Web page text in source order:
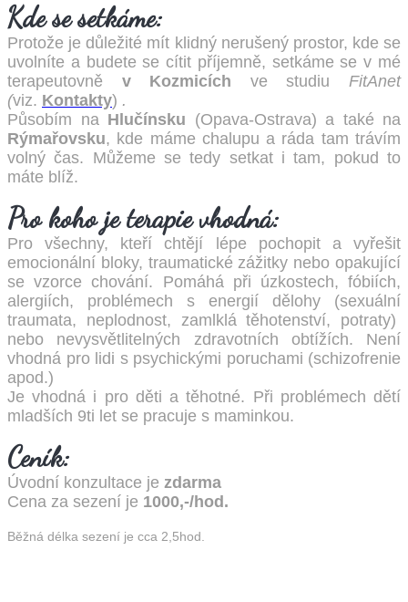
Kde se setkáme:
Protože je důležité mít klidný nerušený prostor, kde se
uvolníte a budete se cítit příjemně, setkáme se v mé
terapeutovně v Kozmicích ve studiuFitAnet
(viz. Kontakty) .
Působím na Hlučínsku (Opava-Ostrava) a také na
Rýmařovsku, kde máme chalupu a ráda tam trávím
volný čas. Můžeme se tedy setkat i tam, pokud to
máte blíž.
Pro koho je terapie vhodná:
Pro všechny, kteří chtějí lépe pochopit a vyřešit
emocionální bloky, traumatické zážitky nebo opakující
se vzorce chování. Pomáhá při úzkostech, fóbiích,
alergiích, problémech s energií dělohy (sexuální
traumata, neplodnost, zamlklá těhotenství, potraty)
nebo nevysvětlitelných zdravotních obtížích. Není
vhodná pro lidi s psychickými poruchami (schizofrenie
apod.)
Je vhodná i pro děti a těhotné. Při problémech dětí
mladších 9ti let se pracuje s maminkou.
Ceník:
Úvodní konzultace je zdarma
Cena za sezení je 1000,-/hod.
Běžná délka sezení je cca 2,5hod.